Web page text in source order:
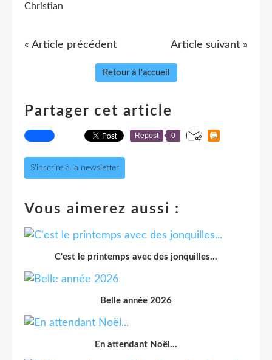
Christian
« Article précédent Article suivant »
Retour à l'accueil
Partager cet article
Repost 0
S'inscrire à la newsletter
Vous aimerez aussi :
C'est le printemps avec des jonquilles...
Belle année 2026
En attendant Noël...